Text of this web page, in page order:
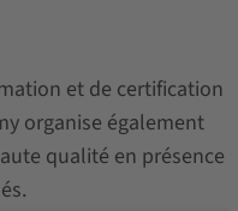
et de certification
organise également
qualité en présence